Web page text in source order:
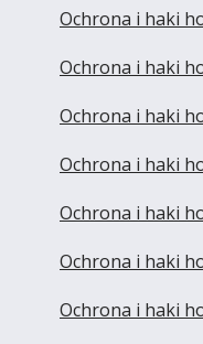
Ochrona i haki
Ochrona i haki
Ochrona i haki
Ochrona i haki
Ochrona i haki
Ochrona i haki
Ochrona i haki